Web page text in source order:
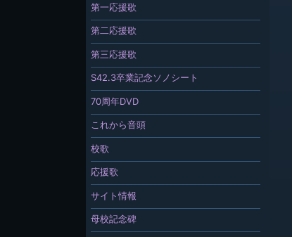
第一応援歌
第二応援歌
第三応援歌
S42.3卒業記念ソノシート
70周年DVD
これから音頭
校歌
応援歌
サイト情報
母校記念碑